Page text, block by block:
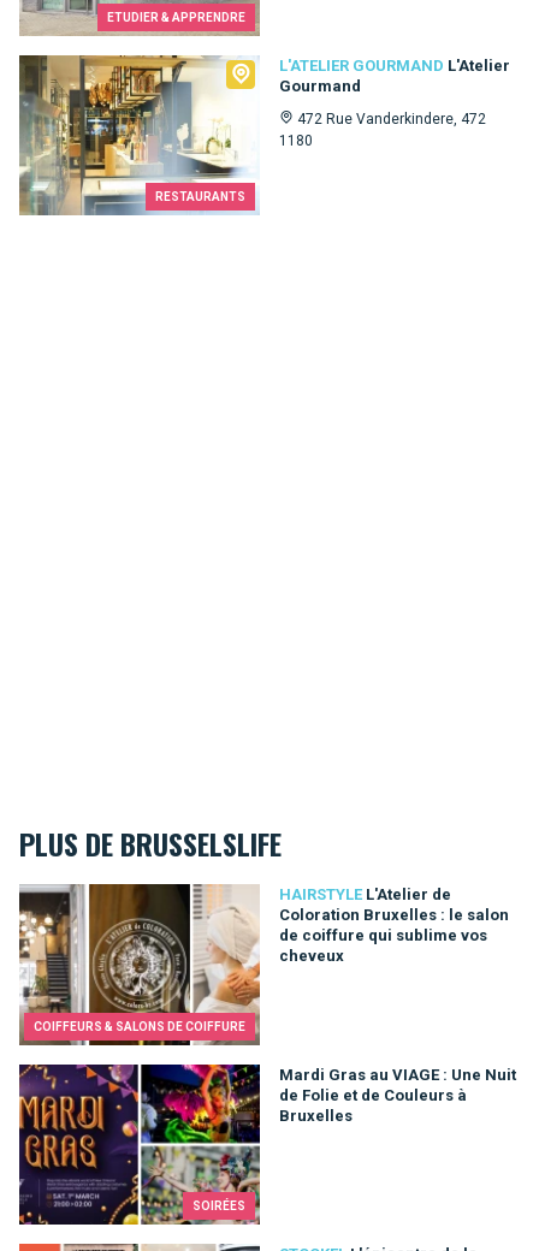
ETUDIER & APPRENDRE
RESTAURANTS
L'ATELIER GOURMAND L'Atelier
Gourmand
472 Rue Vanderkindere, 472
1180
L'Atelier Gourmand
PLUS DE BRUSSELSLIFE
COIFFEURS & SALONS DE COIFFURE
HAIRSTYLE L'Atelier de
Coloration Bruxelles : le salon
de coiffure qui sublime vos
cheveux
L'Atelier de Coloration Bruxelles : le salon de coiffure qui
SOIRÉES
Mardi Gras au VIAGE : Une Nuit
de Folie et de Couleurs à
Bruxelles
Mardi Gras au VIAGE : Une Nuit de Folie et de Couleurs à